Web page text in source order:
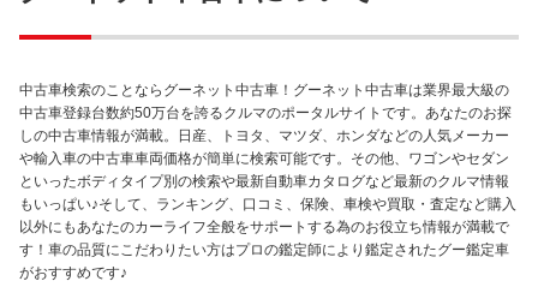
中古車検索のことならグーネット中古車！グーネット中古車は業界最大級の
中古車登録台数約50万台を誇るクルマのポータルサイトです。あなたのお探
しの中古車情報が満載。日産、トヨタ、マツダ、ホンダなどの人気メーカー
や輸入車の中古車車両価格が簡単に検索可能です。その他、ワゴンやセダン
といったボディタイプ別の検索や最新自動車カタログなど最新のクルマ情報
もいっぱい♪そして、ランキング、口コミ、保険、車検や買取・査定など購入
以外にもあなたのカーライフ全般をサポートする為のお役立ち情報が満載で
す！車の品質にこだわりたい方はプロの鑑定師により鑑定されたグー鑑定車
がおすすめです♪